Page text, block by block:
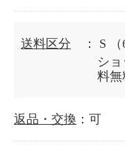
送料区分 ： S
シ
料無
返品・交換 ：可